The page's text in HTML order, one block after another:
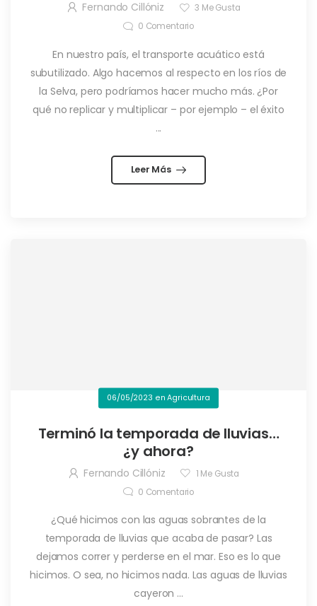
Fernando Cillóniz 3 Me Gusta
0 Comentario
En nuestro país, el transporte acuático está
subutilizado. Algo hacemos al respecto en los ríos de
la Selva, pero podríamos hacer mucho más. ¿Por
qué no replicar y multiplicar – por ejemplo – el éxito
...
Leer Más
06/05/2023 enAgricultura
Terminó la temporada de lluvias…
¿y ahora?
Fernando Cillóniz 1 Me Gusta
0 Comentario
¿Qué hicimos con las aguas sobrantes de la
temporada de lluvias que acaba de pasar? Las
dejamos correr y perderse en el mar. Eso es lo que
hicimos. O sea, no hicimos nada. Las aguas de lluvias
cayeron ...